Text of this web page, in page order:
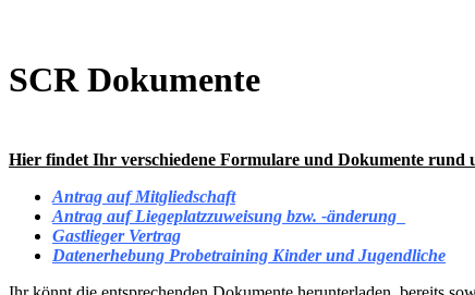
SCR Dokumente
Hier findet Ihr verschiedene Formulare und Dokumente rund
Antrag auf Mitgliedschaft
Antrag auf Liegeplatzzuweisung bzw. -änderung
Gastlieger Vertrag
Datenerhebung Probetraining Kinder und Jugendliche